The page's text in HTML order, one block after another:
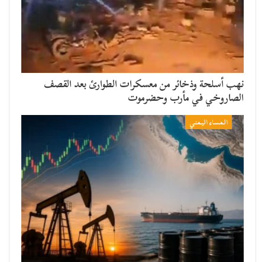
نهب أسلحة وذخائر من معسكرات الطوارئ بعد القصف
الصاروخي في مأرب وحضرموت
المساء اليمني